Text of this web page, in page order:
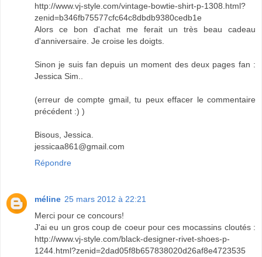
http://www.vj-style.com/vintage-bowtie-shirt-p-1308.html?
zenid=b346fb75577cfc64c8dbdb9380cedb1e
Alors ce bon d'achat me ferait un très beau cadeau
d'anniversaire. Je croise les doigts.
Sinon je suis fan depuis un moment des deux pages fan :
Jessica Sim..
(erreur de compte gmail, tu peux effacer le commentaire
précédent :) )
Bisous, Jessica.
jessicaa861@gmail.com
Répondre
méline 25 mars 2012 à 22:21
Merci pour ce concours!
J'ai eu un gros coup de coeur pour ces mocassins cloutés :
http://www.vj-style.com/black-designer-rivet-shoes-p-
1244.html?zenid=2dad05f8b657838020d26af8e4723535